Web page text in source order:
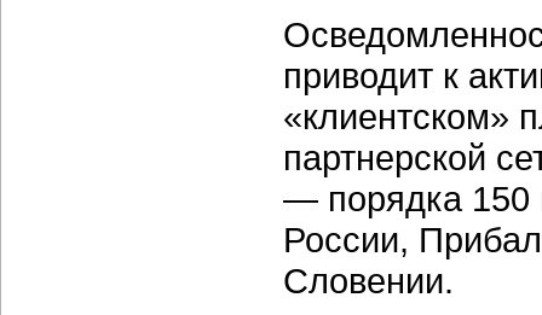
приводит к
«клиентском»
партнерской
— порядка 150
России,
Словении.